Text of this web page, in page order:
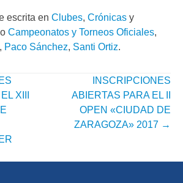
escrita en Clubes, Crónicas y
Campeonatos y Torneos Oficiales,
, Paco Sánchez, Santi Ortiz.
XIII
INSCRIPCIONES
ABIERTAS PARA EL II
OPEN «CIUDAD DE
ZARAGOZA» 2017 →